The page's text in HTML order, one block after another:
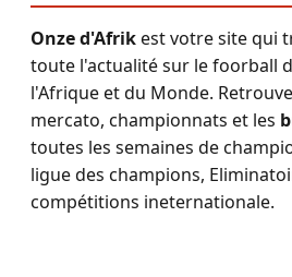
Onze d'Afrikest votre site qui
toute l'actualité sur le foorball
l'Afrique et du Monde.
mercato, championnats et les
toutes les semaines de
ligue des champions,
compétitions ineternationale.